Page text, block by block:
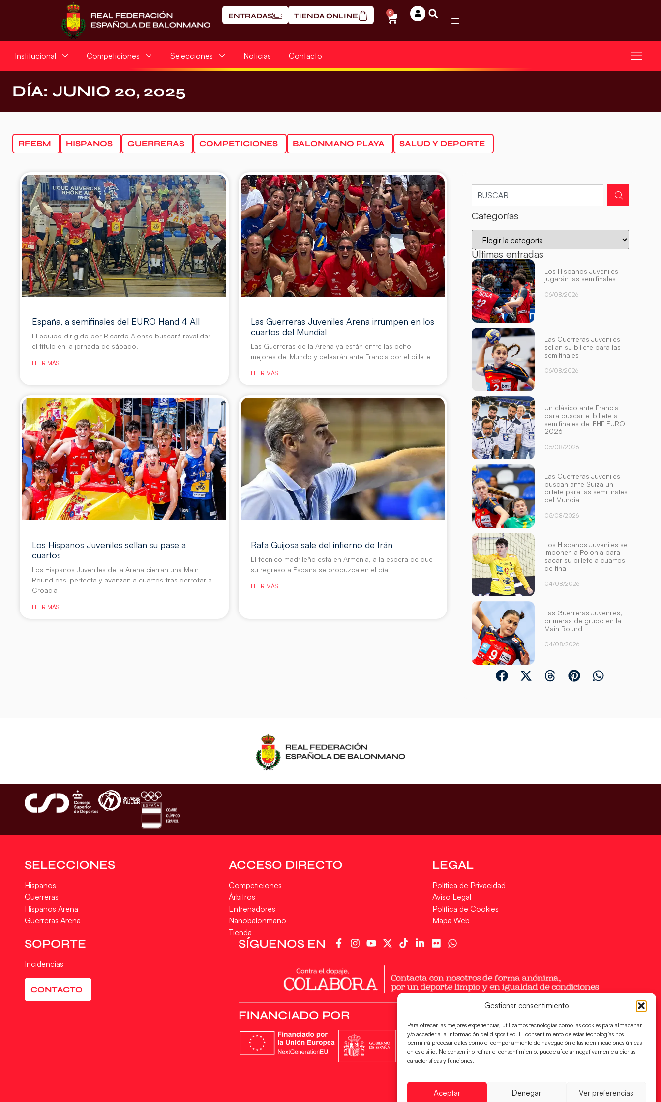
Gestionar consentimiento
Para ofrecer las mejores experiencias, utilizamos tecnologías como las cookies para almacenar
y/o acceder a la información del dispositivo. El consentimiento de estas tecnologías nos
permitirá procesar datos como el comportamiento de navegación o las identificaciones únicas
en este sitio. No consentir o retirar el consentimiento, puede afectar negativamente a ciertas
características y funciones.
Aceptar Denegar Ver preferencias
ENTRADAS TIENDA ONLINE 0
Institucional Competiciones Selecciones Noticias Contacto
DÍA: JUNIO 20, 2025
RFEBM HISPANOS GUERRERAS COMPETICIONES BALONMANO PLAYA SALUD Y DEPORTE
España, a semifinales del EURO Hand 4 All
El equipo dirigido por Ricardo Alonso buscará revalidar
el título en la jornada de sábado.
LEER MÁS
Las Guerreras Juveniles Arena irrumpen en los
cuartos del Mundial
Las Guerreras de la Arena ya están entre las ocho
mejores del Mundo y pelearán ante Francia por el billete
LEER MÁS
Los Hispanos Juveniles sellan su pase a
cuartos
Los Hispanos Juveniles de la Arena cierran una Main
Round casi perfecta y avanzan a cuartos tras derrotar a
Croacia
LEER MÁS
Rafa Guijosa sale del infierno de Irán
El técnico madrileño está en Armenia, a la espera de que
su regreso a España se produzca en el día
LEER MÁS
Categorías
Últimas entradas
Los Hispanos Juveniles
jugarán las semifinales
06/08/2026
Las Guerreras Juveniles
sellan su billete para las
semifinales
06/08/2026
Un clásico ante Francia
para buscar el billete a
semifinales del EHF EURO
2026
05/08/2026
Las Guerreras Juveniles
buscan ante Suiza un
billete para las semifinales
del Mundial
05/08/2026
Los Hispanos Juveniles se
imponen a Polonia para
sacar su billete a cuartos
de final
04/08/2026
Las Guerreras Juveniles,
primeras de grupo en la
Main Round
04/08/2026
SELECCIONES
Hispanos
Guerreras
Hispanos Arena
Guerreras Arena
ACCESO DIRECTO
Competiciones
Árbitros
Entrenadores
Nanobalonmano
Tienda
LEGAL
Política de Privacidad
Aviso Legal
Política de Cookies
Mapa Web
SOPORTE
Incidencias
CONTACTO
SÍGUENOS EN
FINANCIADO POR